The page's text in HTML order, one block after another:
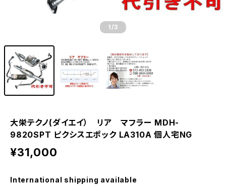
1 /3
大栄テクノ(ダイエイ） リア マフラー MDH-
9820SPT ピクシスエポック LA310A 個人宅NG
¥31,000
International shipping available